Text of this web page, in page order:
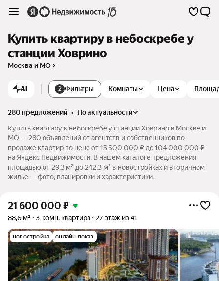
Купить квартиру в небоскребе у
станции Ховрино
Москва и МО
AI 2 Фильтры Комнаты Цена
280 предложений •
по актуальности
Купить квартиру в небоскребе у станции Ховрино в Москве и
МО — 280 объявлений от агентств и собственников по
продаже квартир по цене от 15 500 000 ₽ до 104 000 000 ₽
на Яндекс Недвижимости. В нашем каталоге предложения
площадью от 29,3 м² до 242,3 м² в новостройках и вторичном
жилье — фото, планировки и характеристики.
21 600 000 ₽
88,6 м² 3-комн. квартира 27 этаж из 41
новостройка онлайн показ